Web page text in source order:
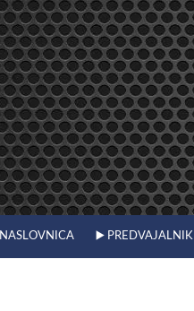
NASLOVNICA ▶️ PREDVAJALNIK